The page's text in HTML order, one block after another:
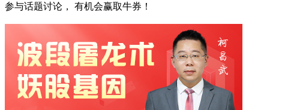
参与话题讨论， 有机会赢取牛券！